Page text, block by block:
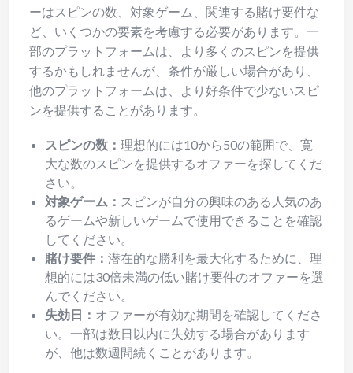
ーはスピンの数、対象ゲーム、関連する賭け要件な
ど、いくつかの要素を考慮する必要があります。一
部のプラットフォームは、より多くのスピンを提供
するかもしれませんが、条件が厳しい場合があり、
他のプラットフォームは、より好条件で少ないスピ
ンを提供することがあります。
スピンの数： 理想的には10から50の範囲で、寛
大な数のスピンを提供するオファーを探してくだ
さい。
対象ゲーム： スピンが自分の興味のある人気のあ
るゲームや新しいゲームで使用できることを確認
してください。
賭け要件： 潜在的な勝利を最大化するために、理
想的には30倍未満の低い賭け要件のオファーを選
んでください。
失効日： オファーが有効な期間を確認してくださ
い。一部は数日以内に失効する場合があります
が、他は数週間続くことがあります。